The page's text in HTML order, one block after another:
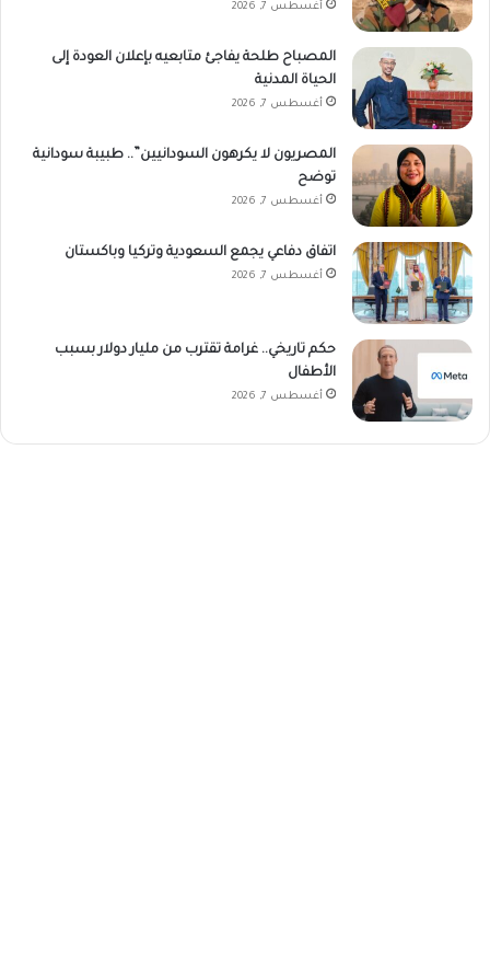
أغسطس 7, 2026
المصباح طلحة يفاجئ متابعيه بإعلان العودة إلى
الحياة المدنية
أغسطس 7, 2026
المصريون لا يكرهون السودانيين”.. طبيبة سودانية
توضح
أغسطس 7, 2026
اتفاق دفاعي يجمع السعودية وتركيا وباكستان
أغسطس 7, 2026
حكم تاريخي.. غرامة تقترب من مليار دولار بسبب
الأطفال
أغسطس 7, 2026